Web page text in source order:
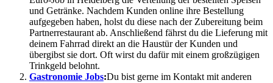
und Getränke. Nachdem Kunden online ihre Bestellung
aufgegeben haben, holst du diese nach der Zubereitung beim
Partnerrestaurant ab. Anschließend fährst du die Lieferung mit
deinem Fahrrad direkt an die Haustür der Kunden und
übergibst sie dort. Oft wirst du dafür mit einem großzügigen
Trinkgeld belohnt.
Gastronomie Jobs:Du bist gerne im Kontakt mit anderen